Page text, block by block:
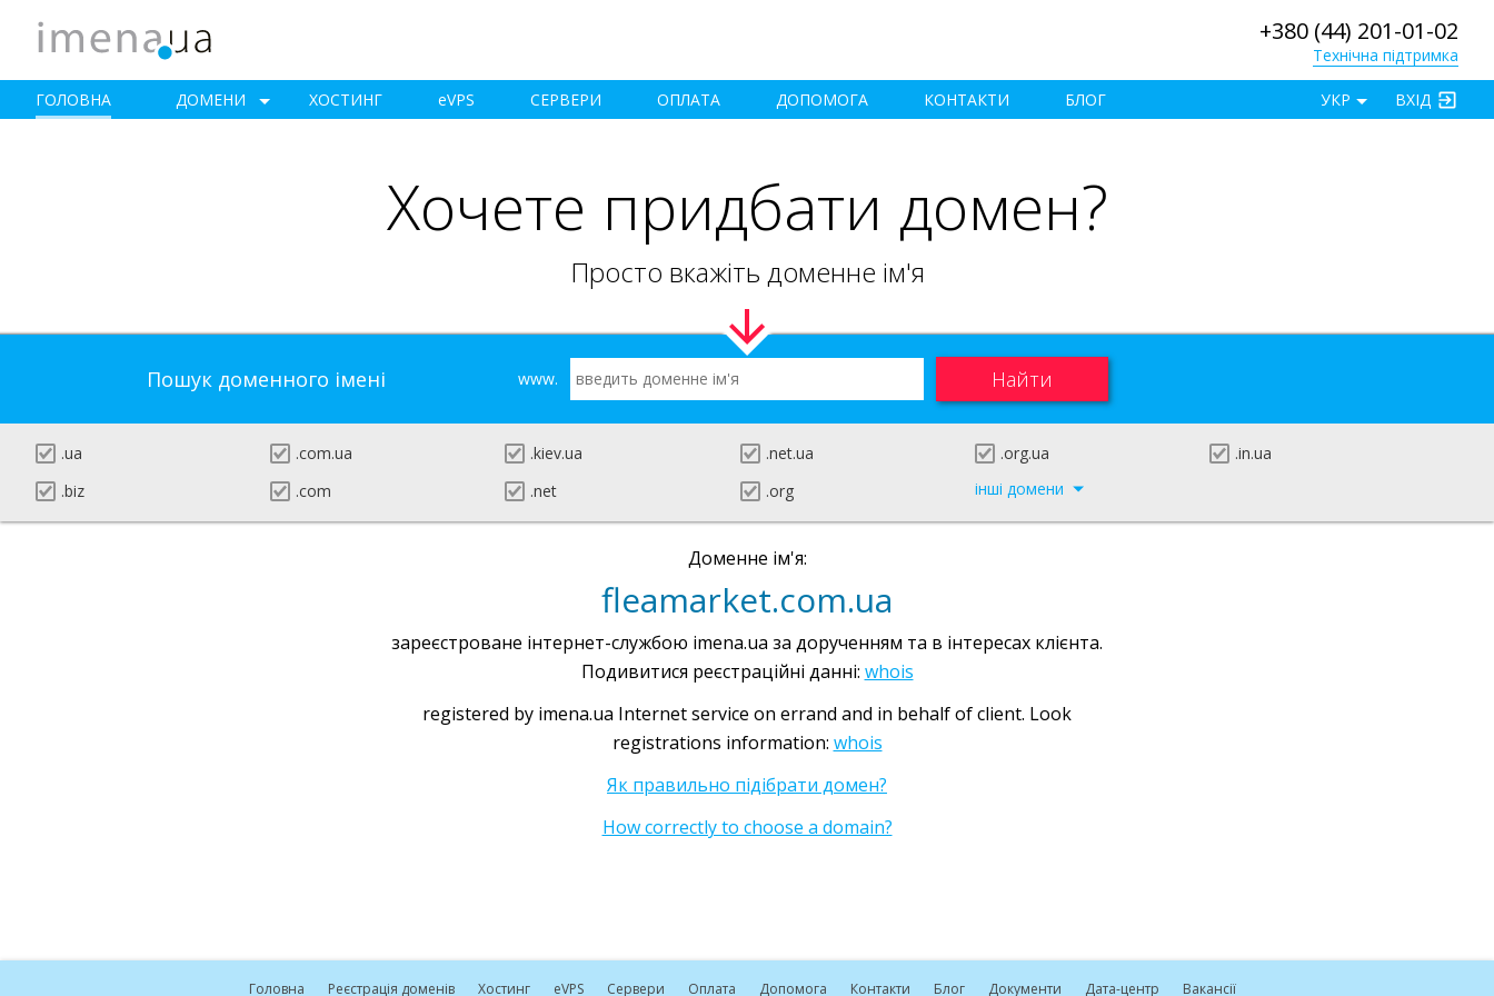
+380 (44) 201-01-02
Технічна підтримка
ГОЛОВНА ДОМЕНИ ХОСТИНГ eVPS СЕРВЕРИ ОПЛАТА ДОПОМОГА КОНТАКТИ БЛОГ ВХІД
УКР
Хочете придбати домен?
Просто вкажіть доменне ім'я
Пошук доменного імені www.
.ua .com.ua .kiev.ua .net.ua .org.ua
.in.ua
.biz
.com .net .org інші домени
Доменне ім'я:
fleamarket.com.ua
зареєстроване інтернет-службою imena.ua за дорученням та в інтересах клієнта.
Подивитися реєстраційні данні: whois
registered by imena.ua Internet service on errand and in behalf of client. Look
registrations information: whois
Як правильно підібрати домен?
How correctly to choose a domain?
Головна Реєстрація доменів Хостинг eVPS Сервери Оплата Допомога Контакти Блог Документи Дата-центр Вакансії